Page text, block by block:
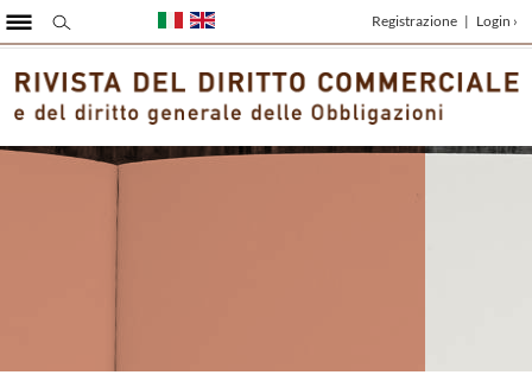
Registrazione | Login ›